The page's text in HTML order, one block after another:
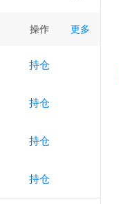
操作 更多
持仓
持仓
持仓
持仓